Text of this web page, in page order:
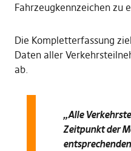
Fahrzeugkennzeichen zu
Die Kompletterfassung
Daten aller
ab.
„Alle
Zeitpunkt der